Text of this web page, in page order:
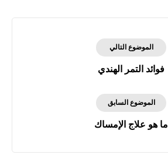
الموضوع التالي
فوائد التمر الهندي
الموضوع السابق
ما هو علاج الإمساك